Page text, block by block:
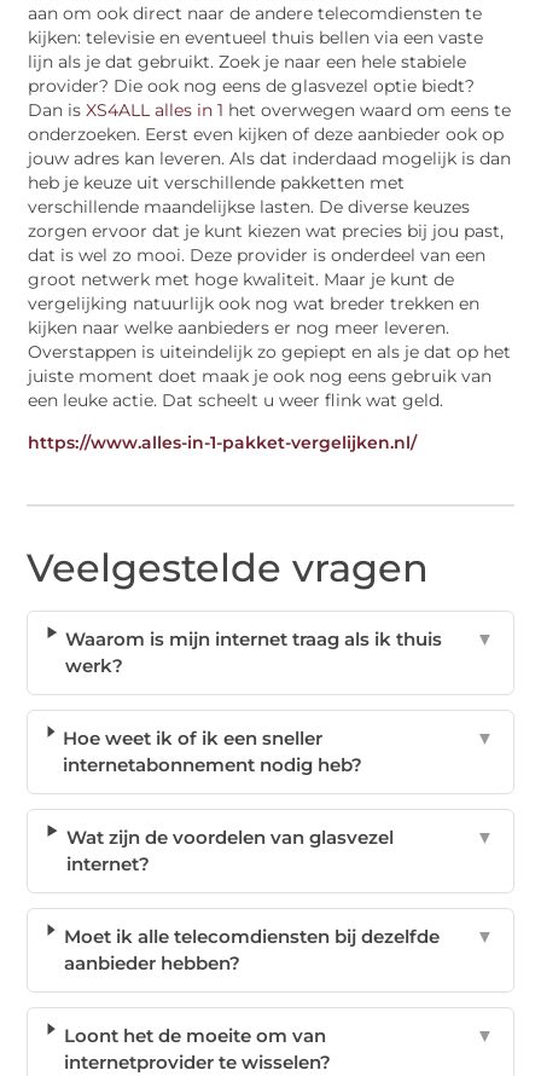
aan om ook direct naar de andere telecomdiensten te
kijken: televisie en eventueel thuis bellen via een vaste
lijn als je dat gebruikt. Zoek je naar een hele stabiele
provider? Die ook nog eens de glasvezel optie biedt?
Dan isXS4ALL alles in 1 het overwegen waard om eens te
onderzoeken. Eerst even kijken of deze aanbieder ook op
jouw adres kan leveren. Als dat inderdaad mogelijk is dan
heb je keuze uit verschillende pakketten met
verschillende maandelijkse lasten. De diverse keuzes
zorgen ervoor dat je kunt kiezen wat precies bij jou past,
dat is wel zo mooi. Deze provider is onderdeel van een
groot netwerk met hoge kwaliteit. Maar je kunt de
vergelijking natuurlijk ook nog wat breder trekken en
kijken naar welke aanbieders er nog meer leveren.
Overstappen is uiteindelijk zo gepiept en als je dat op het
juiste moment doet maak je ook nog eens gebruik van
een leuke actie. Dat scheelt u weer flink wat geld.
https://www.alles-in-1-pakket-vergelijken.nl/
Veelgestelde vragen
Waarom is mijn internet traag als ik thuis
werk?
▼
Hoe weet ik of ik een sneller
internetabonnement nodig heb?
▼
Wat zijn de voordelen van glasvezel
internet?
▼
Moet ik alle telecomdiensten bij dezelfde
aanbieder hebben?
▼
Loont het de moeite om van
internetprovider te wisselen?
▼